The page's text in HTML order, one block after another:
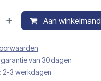
Aan
van 30 dagen
2-3 werkdagen